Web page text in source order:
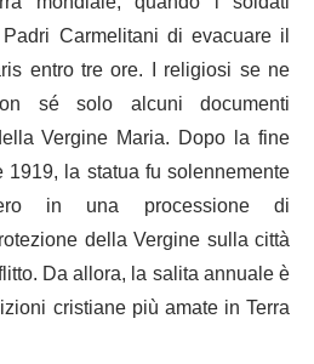
Carmelitani di evacuare il
entro tre ore. I religiosi se ne
sé solo alcuni documenti
Vergine Maria. Dopo la fine
la statua fu solennemente
in una processione di
della Vergine sulla città
Da allora, la salita annuale è
cristiane più amate in Terra